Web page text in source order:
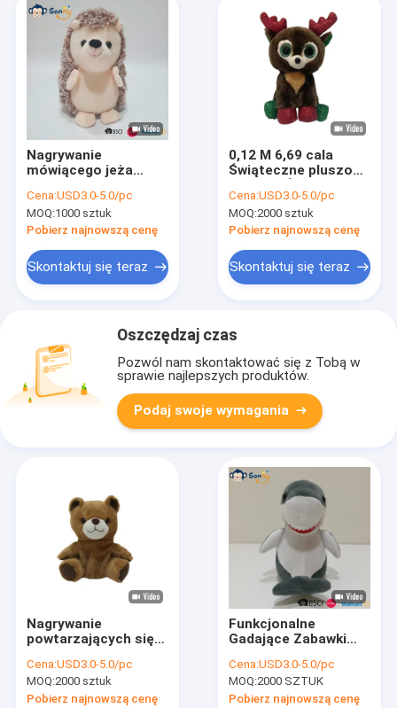
Nagrywanie
mówiącego jeża
urocza edukacyjna
Cena:USD3.0-5.0/pc
MOQ:1000 sztuk
Pobierz najnowszą cenę
Skontaktuj się teraz
0,12 M 6,69 cala
Świąteczne pluszowe
renifery Miękka
zabawka 3A ODM
Cena:USD3.0-5.0/pc
MOQ:2000 sztuk
Pobierz najnowszą cenę
Skontaktuj się teraz
Oszczędzaj czas
Pozwól nam skontaktować się z Tobą w
sprawie najlepszych produktów.
Podaj swoje wymagania
Nagrywanie
powtarzających się
edukacyjnych 0,17M
6,7IN Brązowy kolor
Teddy Bear Poliester
Cena:USD3.0-5.0/pc
MOQ:2000 sztuk
Pobierz najnowszą cenę
Funkcjonalne
Gadające Zabawki
Raportem EN71
Cena:USD3.0-5.0/pc
MOQ:2000 SZTUK
Pobierz najnowszą cenę